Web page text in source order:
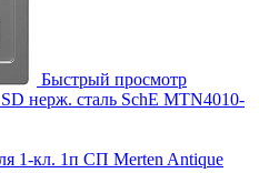
Быстрый просмотр
нерж. сталь SchE MTN4010-